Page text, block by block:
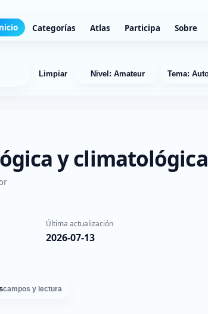
Categorías Atlas Participa Sobre
Limpiar Nivel: Amateur Tema:
y
Última actualización
2026-07-13
campos y lectura